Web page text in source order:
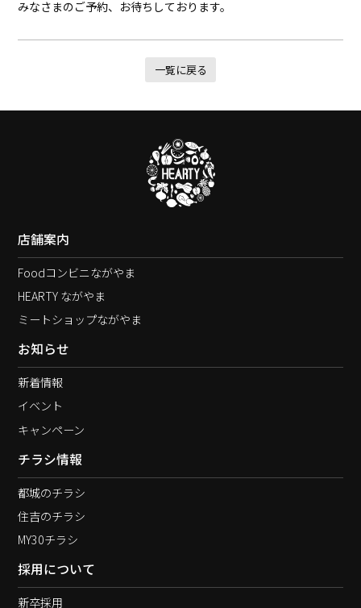
みなさまのご予約、お待ちしております。
一覧に戻る
店舗案内
Foodコンビニながやま
HEARTY ながやま
ミートショップながやま
お知らせ
新着情報
イベント
キャンペーン
チラシ情報
都城のチラシ
住吉のチラシ
MY30チラシ
採用について
新卒採用